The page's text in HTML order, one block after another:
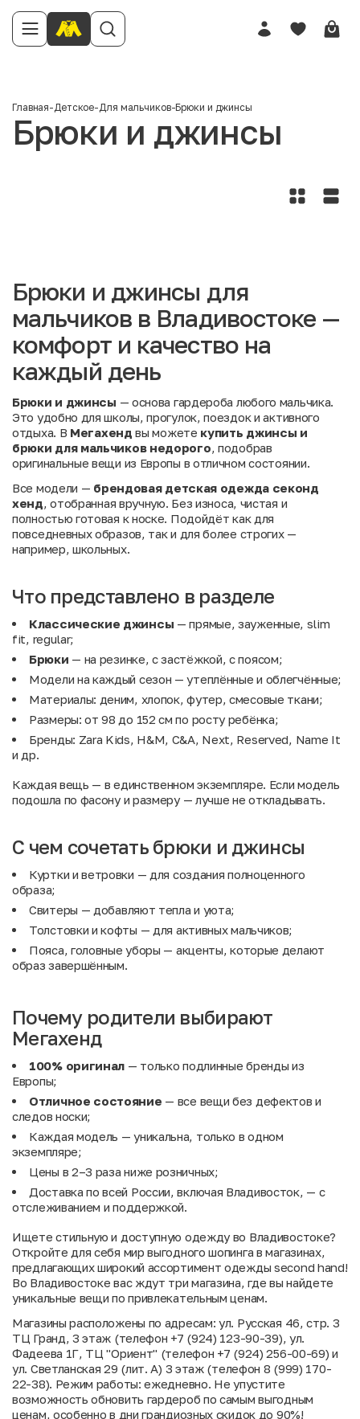
Главная-Детское-Для мальчиков-Брюки и джинсы
Брюки и джинсы
Брюки и джинсы для
мальчиков в Владивостоке —
комфорт и качество на
каждый день
Брюки и джинсы — основа гардероба любого мальчика.
Это удобно для школы, прогулок, поездок и активного
отдыха. В Мегахенд вы можете купить джинсы и
брюки для мальчиков недорого, подобрав
оригинальные вещи из Европы в отличном состоянии.
Все модели — брендовая детская одежда секонд
хенд, отобранная вручную. Без износа, чистая и
полностью готовая к носке. Подойдёт как для
повседневных образов, так и для более строгих —
например, школьных.
Что представлено в разделе
Классические джинсы — прямые, зауженные, slim
fit, regular;
Брюки — на резинке, с застёжкой, с поясом;
Модели на каждый сезон — утеплённые и облегчённые;
Материалы: деним, хлопок, футер, смесовые ткани;
Размеры: от 98 до 152 см по росту ребёнка;
Бренды: Zara Kids, H&M, C&A, Next, Reserved, Name It
и др.
Каждая вещь — в единственном экземпляре. Если модель
подошла по фасону и размеру — лучше не откладывать.
С чем сочетать брюки и джинсы
Куртки и ветровки — для создания полноценного
образа;
Свитеры — добавляют тепла и уюта;
Толстовки и кофты — для активных мальчиков;
Пояса, головные уборы — акценты, которые делают
образ завершённым.
Почему родители выбирают
Мегахенд
100% оригинал — только подлинные бренды из
Европы;
Отличное состояние — все вещи без дефектов и
следов носки;
Каждая модель — уникальна, только в одном
экземпляре;
Цены в 2–3 раза ниже розничных;
Доставка по всей России, включая Владивосток, — с
отслеживанием и поддержкой.
Ищете стильную и доступную одежду во Владивостоке?
Откройте для себя мир выгодного шопинга в магазинах,
предлагающих широкий ассортимент одежды second hand!
Во Владивостоке вас ждут три магазина, где вы найдете
уникальные вещи по привлекательным ценам.
Магазины расположены по адресам: ул. Русская 46, стр. 3
ТЦ Гранд, 3 этаж (телефон +7 (924) 123-90-39), ул.
Фадеева 1Г, ТЦ "Ориент" (телефон +7 (924) 256-00-69) и
ул. Светланская 29 (лит. А) 3 этаж (телефон 8 (999) 170-
22-38). Режим работы: ежедневно. Не упустите
возможность обновить гардероб по самым выгодным
ценам, особенно в дни грандиозных скидок до 90%!